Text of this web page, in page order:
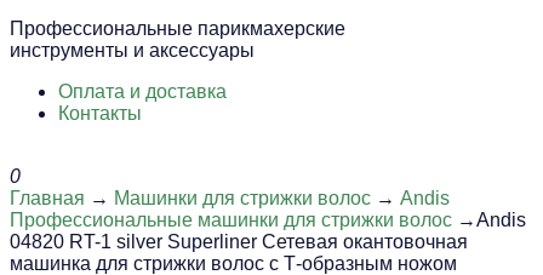
Профессиональные парикмахерские
инструменты и аксессуары
Оплата и доставка
Контакты
0
Главная → Машинки для стрижки волос → Andis
Профессиональные машинки для стрижки волос →Andis
04820 RT-1 silver Superliner Сетевая окантовочная
машинка для стрижки волос с Т-образным ножом